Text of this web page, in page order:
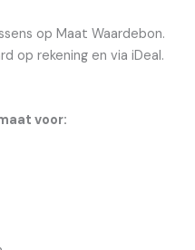
op Maat Waardebon.
op rekening en via iDeal.
voor: